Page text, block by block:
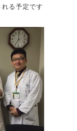
る予定です